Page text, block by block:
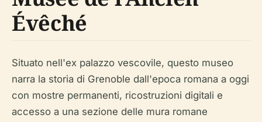
Évêché
Situato nell'ex palazzo vescovile, questo museo
narra la storia di Grenoble dall'epoca romana a oggi
con mostre permanenti, ricostruzioni digitali e
accesso a una sezione delle mura romane